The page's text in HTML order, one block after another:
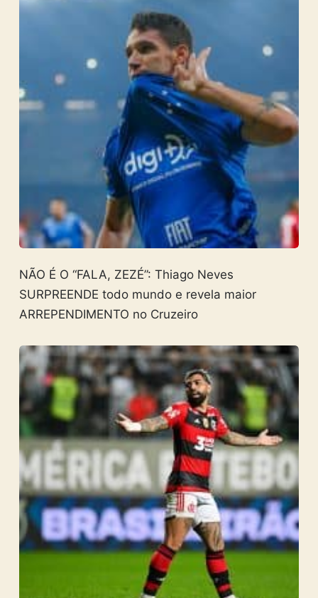
NÃO É O “FALA, ZEZÉ”: Thiago Neves
SURPREENDE todo mundo e revela maior
ARREPENDIMENTO no Cruzeiro